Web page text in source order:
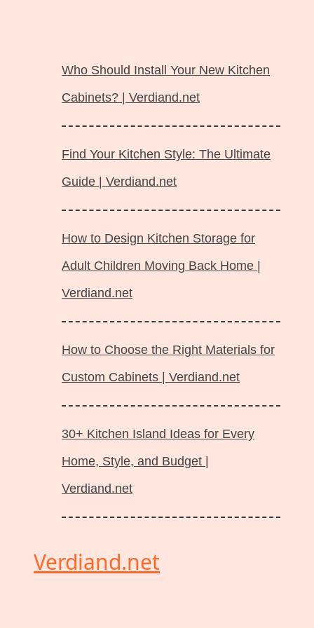
Who Should Install Your New Kitchen
Cabinets? | Verdiand.net
Find Your Kitchen Style: The Ultimate
Guide | Verdiand.net
How to Design Kitchen Storage for
Adult Children Moving Back Home |
Verdiand.net
How to Choose the Right Materials for
Custom Cabinets | Verdiand.net
30+ Kitchen Island Ideas for Every
Home, Style, and Budget |
Verdiand.net
Verdiand.net